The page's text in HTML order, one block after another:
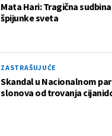
Mata Hari: Tragična
špijunke sveta
ZASTRAŠUJUĆE
Skandal u Nacionalnom
slonova od trovanja